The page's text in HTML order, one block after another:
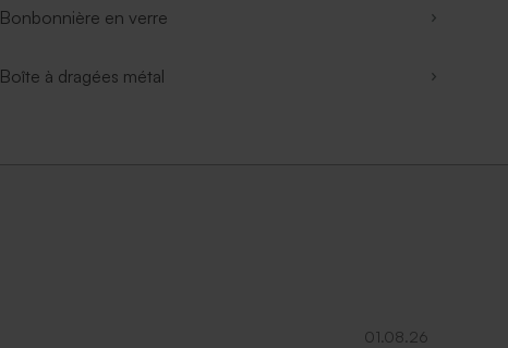
Bonbonnière en verre
Boîte à dragées métal
01.08.26